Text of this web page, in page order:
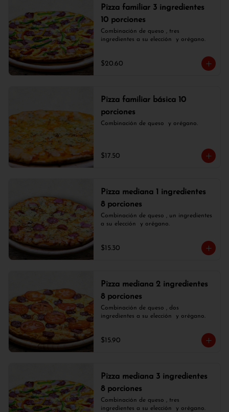
Pizza familiar 3 ingredientes
10 porciones
Combinación de queso , tres
ingredientes a su elección  y orégano.
$20.60
Pizza familiar básica 10
porciones
Combinación de queso  y orégano.
$17.50
Pizza mediana 1 ingredientes
8 porciones
Combinación de queso , un ingredientes
a su elección  y orégano.
$15.30
Pizza mediana 2 ingredientes
8 porciones
Combinación de queso , dos
ingredientes a su elección  y orégano.
$15.90
Pizza mediana 3 ingredientes
8 porciones
Combinación de queso , tres
ingredientes a su elección  y orégano.